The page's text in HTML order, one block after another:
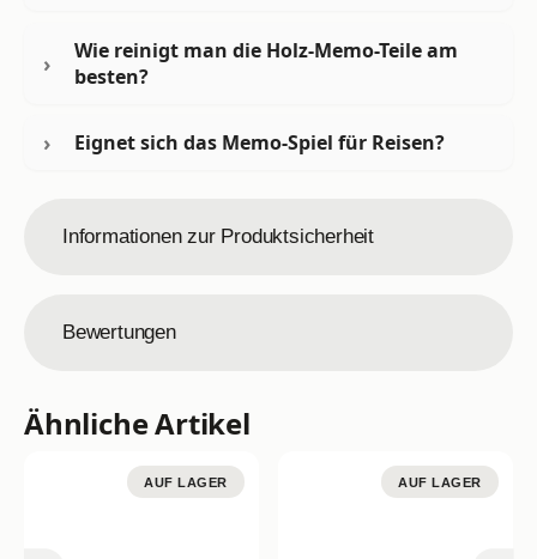
Wie reinigt man die Holz-Memo-Teile am
besten?
Eignet sich das Memo-Spiel für Reisen?
Informationen zur Produktsicherheit
Bewertungen
Ähnliche Artikel
AUF LAGER AUF LAGER